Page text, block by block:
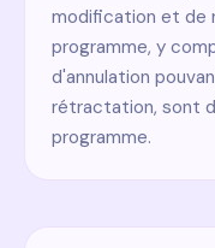
modification et de
programme, y
d'annulation
rétractation, sont
programme.